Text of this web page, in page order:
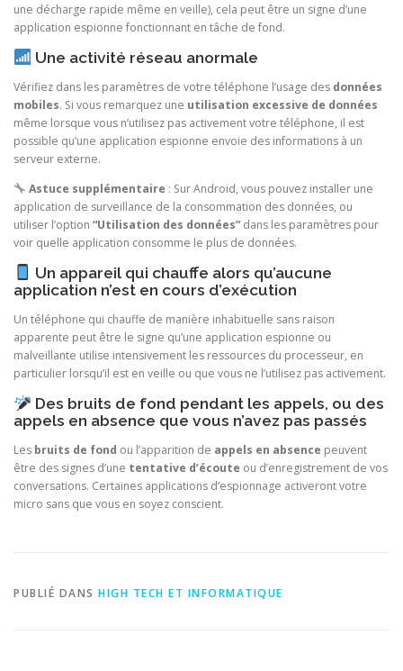
une décharge rapide même en veille), cela peut être un signe d’une
application espionne fonctionnant en tâche de fond.
Une activité réseau anormale
Vérifiez dans les paramètres de votre téléphone l’usage des données
mobiles. Si vous remarquez une utilisation excessive de données
même lorsque vous n’utilisez pas activement votre téléphone, il est
possible qu’une application espionne envoie des informations à un
serveur externe.
Astuce supplémentaire : Sur Android, vous pouvez installer une
application de surveillance de la consommation des données, ou
utiliser l’option “Utilisation des données”dans les paramètres pour
voir quelle application consomme le plus de données.
Un appareil qui chauffe alors qu’aucune
application n’est en cours d’exécution
Un téléphone qui chauffe de manière inhabituelle sans raison
apparente peut être le signe qu’une application espionne ou
malveillante utilise intensivement les ressources du processeur, en
particulier lorsqu’il est en veille ou que vous ne l’utilisez pas activement.
Des bruits de fond pendant les appels, ou des
appels en absence que vous n’avez pas passés
Les bruits de fond ou l’apparition de appels en absence peuvent
être des signes d’une tentative d’écoute ou d’enregistrement de vos
conversations. Certaines applications d’espionnage activeront votre
micro sans que vous en soyez conscient.
PUBLIÉ DANS HIGH TECH ET INFORMATIQUE